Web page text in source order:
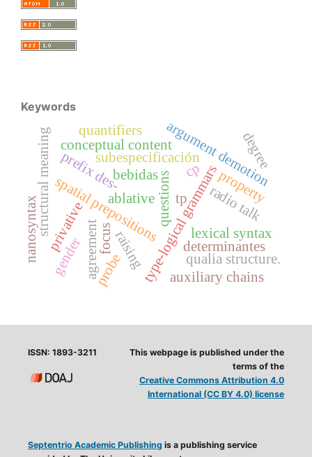
Keywords
spatial prepositionstype-logical grammarslexical syntax
argument demotion
questions
determinantes
subespecificación
agreement
radio talk
ablative
privative
prefix des-
structural meaning conceptual content
nanosyntax qualia structure.
quantifiers
raising
tp
cp
focus
bebidas
gender probe
property
degree
auxiliary chains
ISSN: 1893-3211
Septentrio Academic Publishing is a publishing service
This webpage is published under the
terms of the
Creative Commons Attribution 4.0
International (CC BY 4.0) license